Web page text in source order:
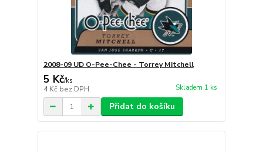
2008-09 UD O-Pee-Chee - Torrey Mitchell
5 Kč/ks
4 Kč bez DPH Skladem 1 ks
Přidat do košíku